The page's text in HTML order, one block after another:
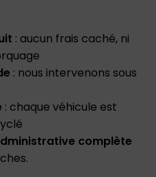
: aucun frais caché, ni
: nous intervenons sous
: chaque véhicule est
complète